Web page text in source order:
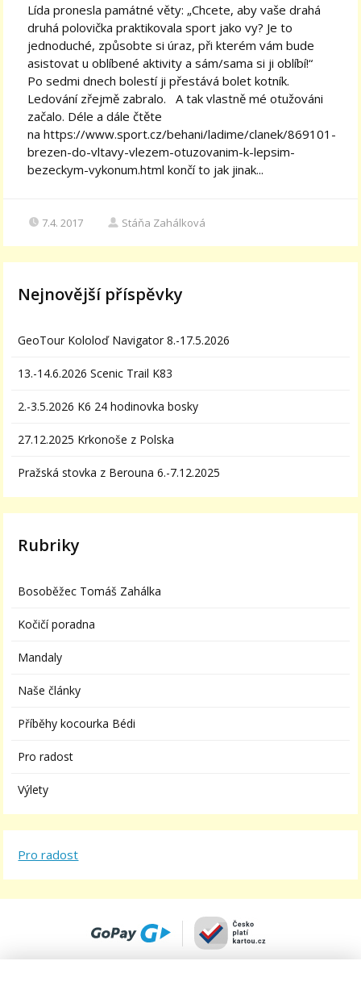
Lída pronesla památné věty: „Chcete, aby vaše drahá
druhá polovička praktikovala sport jako vy? Je to
jednoduché, způsobte si úraz, při kterém vám bude
asistovat u oblíbené aktivity a sám/sama si ji oblíbí!“
Po sedmi dnech bolestí ji přestává bolet kotník.
Ledování zřejmě zabralo. A tak vlastně mé otužováni
začalo. Déle a dále čtěte
na https://www.sport.cz/behani/ladime/clanek/869101-
brezen-do-vltavy-vlezem-otuzovanim-k-lepsim-
bezeckym-vykonum.html končí to jak jinak...
7.4. 2017 Stáňa Zahálková
Nejnovější příspěvky
GeoTour Kololoď Navigator 8.-17.5.2026
13.-14.6.2026 Scenic Trail K83
2.-3.5.2026 K6 24 hodinovka bosky
27.12.2025 Krkonoše z Polska
Pražská stovka z Berouna 6.-7.12.2025
Rubriky
Bosoběžec Tomáš Zahálka
Kočičí poradna
Mandaly
Naše články
Příběhy kocourka Bédi
Pro radost
Výlety
Pro radost